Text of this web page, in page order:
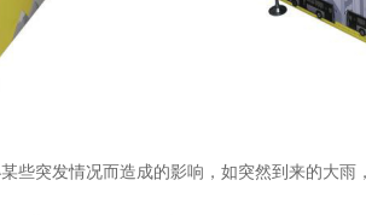
突发情况而造成的影响，如突然到来的大雨